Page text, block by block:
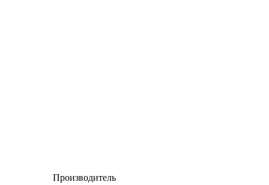
Производитель